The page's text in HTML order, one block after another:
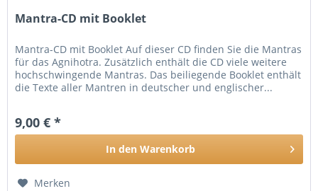
Mantra-CD mit Booklet
Mantra-CD mit Booklet Auf dieser CD finden Sie die Mantras
für das Agnihotra. Zusätzlich enthält die CD viele weitere
hochschwingende Mantras. Das beiliegende Booklet enthält
die Texte aller Mantren in deutscher und englischer...
9,00 € *
In den Warenkorb
Merken